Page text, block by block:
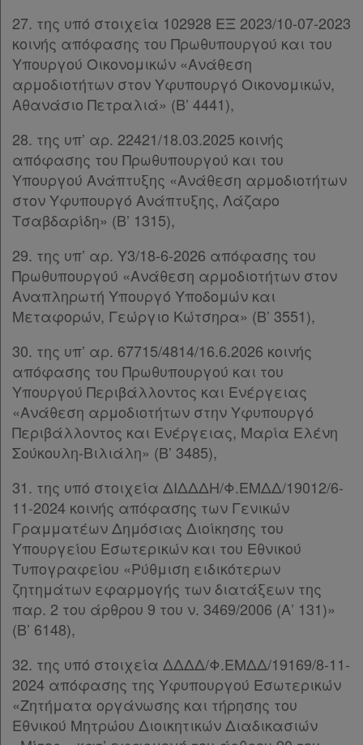
Χρήσιμα
Assistant
Νομολογία
Kodiko
Forum
Αναζήτηση
Κ.Α.Δ.
Διακρατικές
Συμφωνίες
Ελλάδας
Πληροφορίες
Εταιρεία
Επικοινωνία
Όροι
χρήσης
Πολιτική
απορρήτου
και
cookies
27. της υπό στοιχεία 102928 ΕΞ 2023/10-07-2023
κοινής απόφασης του Πρωθυπουργού και του
Υπουργού Οικονομικών «Ανάθεση
αρμοδιοτήτων στον Υφυπουργό Οικονομικών,
Αθανάσιο Πετραλιά» (Β’ 4441),
28. της υπ’ αρ. 22421/18.03.2025 κοινής
απόφασης του Πρωθυπουργού και του
Υπουργού Ανάπτυξης «Ανάθεση αρμοδιοτήτων
στον Υφυπουργό Ανάπτυξης, Λάζαρο
Τσαβδαρίδη» (Β’ 1315),
29. της υπ’ αρ. Υ3/18-6-2026 απόφασης του
Πρωθυπουργού «Ανάθεση αρμοδιοτήτων στον
Αναπληρωτή Υπουργό Υποδομών και
Μεταφορών, Γεώργιο Κώτσηρα» (Β’ 3551),
30. της υπ’ αρ. 67715/4814/16.6.2026 κοινής
απόφασης του Πρωθυπουργού και του
Υπουργού Περιβάλλοντος και Ενέργειας
«Ανάθεση αρμοδιοτήτων στην Υφυπουργό
Περιβάλλοντος και Ενέργειας, Μαρία Ελένη
Σούκουλη-Βιλιάλη» (Β’ 3485),
31. της υπό στοιχεία ΔΙΔΔΔΗ/Φ.ΕΜΔΔ/19012/6-
11-2024 κοινής απόφασης των Γενικών
Γραμματέων Δημόσιας Διοίκησης του
Υπουργείου Εσωτερικών και του Εθνικού
Τυπογραφείου «Ρύθμιση ειδικότερων
ζητημάτων εφαρμογής των διατάξεων της
παρ. 2 του άρθρου 9 του ν. 3469/2006 (Α’ 131)»
(Β’ 6148),
32. της υπό στοιχεία ΔΔΔΔ/Φ.ΕΜΔΔ/19169/8-11-
2024 απόφασης της Υφυπουργού Εσωτερικών
«Ζητήματα οργάνωσης και τήρησης του
Εθνικού Μητρώου Διοικητικών Διαδικασιών